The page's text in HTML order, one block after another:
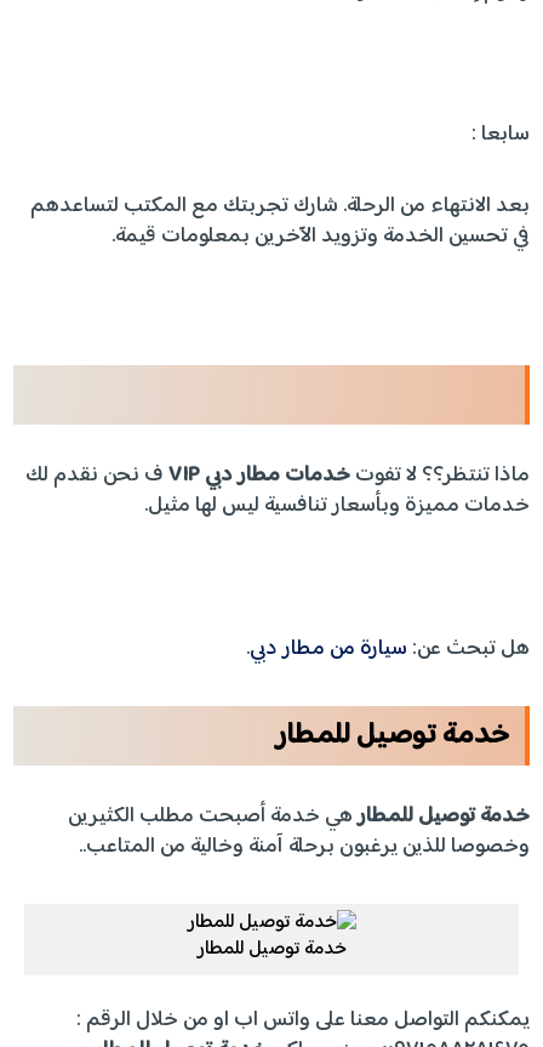
سابعا :
بعد الانتهاء من الرحلة. شارك تجربتك مع المكتب لتساعدهم
في تحسين الخدمة وتزويد الآخرين بمعلومات قيمة.
ماذا تنتظر؟؟ لا تفوتخدمات مطار دبيVIPف نحن نقدم لك
خدمات مميزة وبأسعار تنافسية ليس لها مثيل.
هل تبحث عن: سيارة من مطار دبي.
خدمة توصيل للمطار
خدمة توصيل للمطارهي خدمة أصبحت مطلب الكثيرين
وخصوصا للذين يرغبون برحلة آمنة وخالية من المتاعب..
خدمة توصيل للمطار
يمكنكم التواصل معنا على واتس اب او من خلال الرقم :